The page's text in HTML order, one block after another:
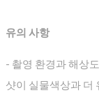
유의 사항
- 촬영 환경과 해상
샷이 실물색상과 더